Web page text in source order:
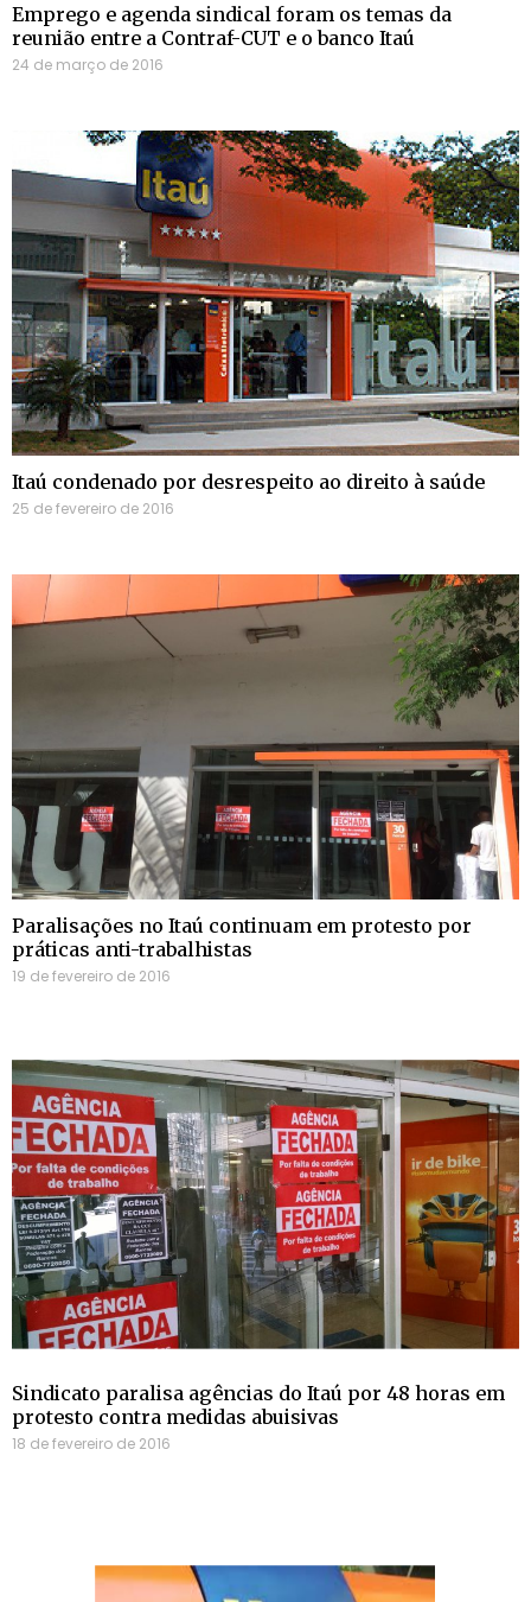
Emprego e agenda sindical foram os temas da
reunião entre a Contraf-CUT e o banco Itaú
24 de março de 2016
Itaú condenado por desrespeito ao direito à saúde
25 de fevereiro de 2016
Paralisações no Itaú continuam em protesto por
práticas anti-trabalhistas
19 de fevereiro de 2016
Sindicato paralisa agências do Itaú por 48 horas em
protesto contra medidas abuisivas
18 de fevereiro de 2016